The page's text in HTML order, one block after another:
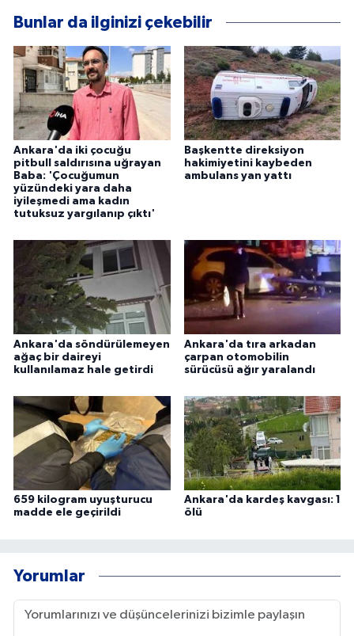
Bunlar da ilginizi çekebilir
Ankara'da iki çocuğu
pitbull saldırısına uğrayan
Baba: 'Çocuğumun
yüzündeki yara daha
iyileşmedi ama kadın
tutuksuz yargılanıp çıktı'
Başkentte direksiyon
hakimiyetini kaybeden
ambulans yan yattı
Ankara'da söndürülemeyen
ağaç bir daireyi
kullanılamaz hale getirdi
Ankara'da tıra arkadan
çarpan otomobilin
sürücüsü ağır yaralandı
659 kilogram uyuşturucu
madde ele geçirildi
Ankara'da kardeş kavgası: 1
ölü
Yorumlar